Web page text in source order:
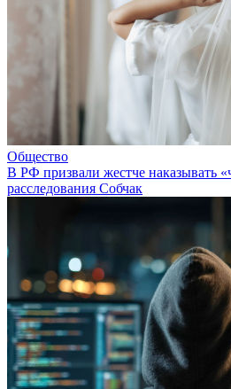
Общество
В РФ призвали жестче наказывать
расследования Собчак